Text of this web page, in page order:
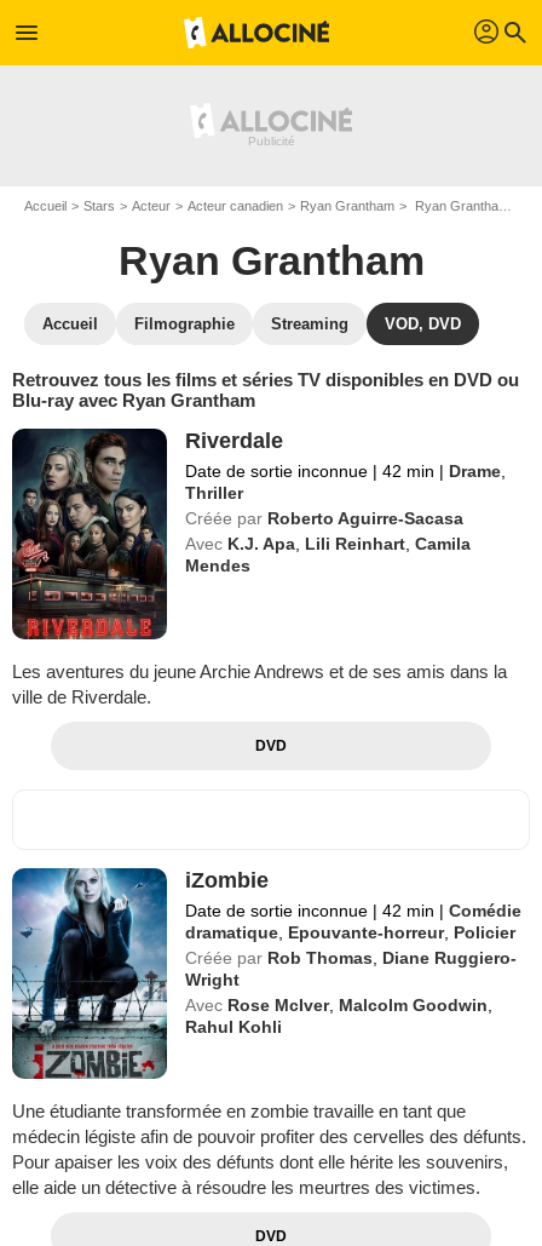
menu profil search
Accueil Stars Acteur Acteur canadien Ryan Grantham Ryan Grantham : ses Blu-Ray, DVD, VOD, SVOD
Ryan Grantham
Accueil Filmographie Streaming VOD, DVD
Retrouvez tous les films et séries TV disponibles en DVD ou
Blu-ray avec Ryan Grantham
Riverdale
Date de sortie inconnue | 42 min | Drame
Thriller
Créée par Roberto Aguirre-Sacasa
Avec K.J. Apa Lili Reinhart ,Camila
Mendes
Les aventures du jeune Archie Andrews et de ses amis dans la
ville de Riverdale.
DVD
iZombie
Date de sortie inconnue | 42 min | Comédie
dramatique Epouvante-horreur, Policier
Créée par Rob Thomas
Diane Ruggiero-
Wright
Avec Rose McIver, Malcolm Goodwin
Rahul Kohli
Une étudiante transformée en zombie travaille en tant que
médecin légiste afin de pouvoir profiter des cervelles des défunts.
Pour apaiser les voix des défunts dont elle hérite les souvenirs,
elle aide un détective à résoudre les meurtres des victimes.
DVD